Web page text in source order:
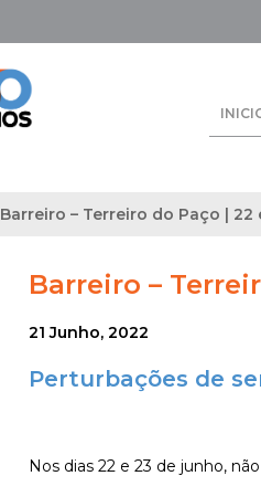
Barreiro – Terreiro do Paço | 22
Barreiro –
21 Junho, 2022
Perturbações de
Nos dias 22 e 23 de junho,